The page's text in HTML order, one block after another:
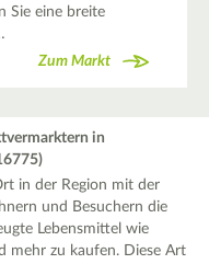
Sie eine breite
Zum Markt
in
in der Region mit der
und Besuchern die
Lebensmittel wie
mehr zu kaufen. Diese Art